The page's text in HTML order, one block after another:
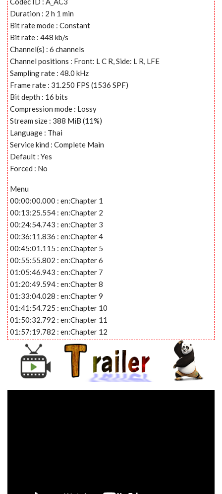
Duration : 2 h 1 min
Bit rate mode : Constant
Bit rate : 448 kb/s
Channel(s) : 6 channels
Channel positions : Front: L C R, Side: L R, LFE
Sampling rate : 48.0 kHz
Frame rate : 31.250 FPS (1536 SPF)
Bit depth : 16 bits
Compression mode : Lossy
Stream size : 388 MiB (11%)
Language : Thai
Service kind : Complete Main
Default : Yes
Forced : No
Menu
00:00:00.000 : en:Chapter 1
00:13:25.554 : en:Chapter 2
00:24:54.743 : en:Chapter 3
00:36:11.836 : en:Chapter 4
00:45:01.115 : en:Chapter 5
00:55:55.802 : en:Chapter 6
01:05:46.943 : en:Chapter 7
01:20:49.594 : en:Chapter 8
01:33:04.028 : en:Chapter 9
01:41:54.725 : en:Chapter 10
01:50:32.792 : en:Chapter 11
01:57:19.782 : en:Chapter 12